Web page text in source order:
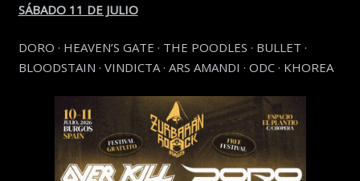
SÁBADO 11 DE JULIO
DORO · HEAVEN’S GATE · THE POODLES · BULLET ·
BLOODSTAIN · VINDICTA · ARS AMANDI · ODC · KHOREA